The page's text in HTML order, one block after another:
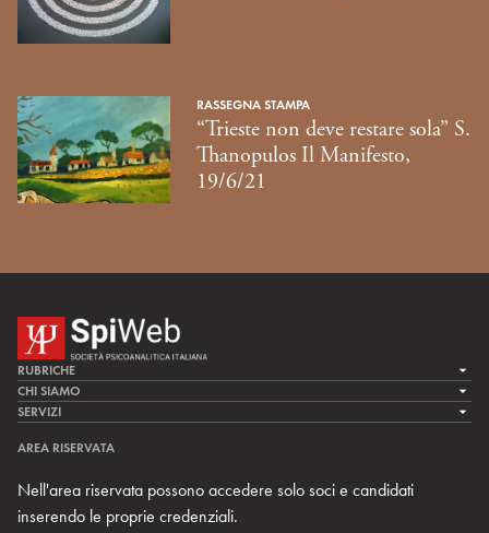
RASSEGNA STAMPA
“Trieste non deve restare sola” S.
Thanopulos Il Manifesto,
19/6/21
RUBRICHE
LA CURA
LA RICERCA
MULTIMEDIA
CHI SIAMO
LA SPI
TEAM DI SPIWEB
CONTATTI
RIVISTE
SERVIZI
ARCHIVIO STORICO
AREA RISERVATA
Nell'area riservata possono accedere solo soci e candidati
inserendo le proprie credenziali.